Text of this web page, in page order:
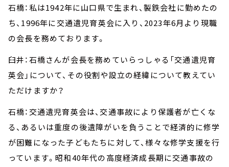
石橋：私は1942年に山口県で生まれ、製鉄会社に勤めたの
ち、1996年に交通遺児育英会に入り、2023年6月より現職
の会長を務めております。
臼井：石橋さんが会長を務めていらっしゃる「交通遺児育
英会」について、その役割や設立の経緯について教えてい
ただけますか？
石橋：交通遺児育英会は、交通事故により保護者が亡くな
る、あるいは重度の後遺障がいを負うことで経済的に修学
が困難になった子どもたちに対して、様々な修学支援を行
っています。昭和40年代の高度経済成長期に交通事故の